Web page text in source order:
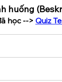
huống
học --> Quiz